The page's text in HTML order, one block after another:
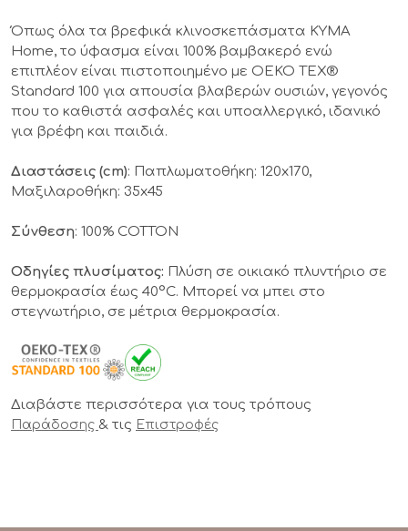
Όπως όλα τα βρεφικά κλινοσκεπάσματα KYMA
Home, το ύφασμα είναι 100% βαμβακερό ενώ
επιπλέον είναι πιστοποιημένο με OEKO TEX®
Standard 100 για απουσία βλαβερών ουσιών, γεγονός
που το καθιστά ασφαλές και υποαλλεργικό, ιδανικό
για βρέφη και παιδιά.
Διαστάσεις (cm): Παπλωματοθήκη: 120x170,
Μαξιλαροθήκη: 35x45
Σύνθεση: 100% COTTON
Οδηγίες πλυσίματος: Πλύση σε οικιακό πλυντήριο σε
θερμοκρασία έως 40°C. Μπορεί να μπει στο
στεγνωτήριο, σε μέτρια θερμοκρασία.
Διαβάστε περισσότερα για τους τρόπους
Παράδοσης & τις Επιστροφές